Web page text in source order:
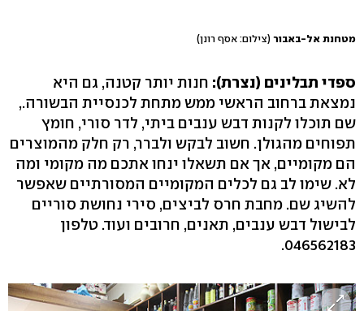
מטחנת אל-באבור (צילום: אסף רונן)
ספדי תבלינים (נצרת): חנות יותר קטנה, גם היא
נמצאת ברחוב הראשי ממש מתחת לכנסיית הבשורה.,
שם תוכלו לקנות דבש ענבים ביתי, לדר סורי, חומץ
תפוחים מהגולן. חשוב לבקש ולברר, רק חלק מהמוצרים
הם מקומיים, אך אם תשאלו ינחו אתכם מה מקומי ומה
לא. שימו לב גם לכלים המקומיים המסורתיים שאפשר
להשיג שם. מחבת חרס לביצים, סירי נחושת סוריים
לבישול דבש ענבים, תאנים, חרובים ועוד. טלפון
046562183.